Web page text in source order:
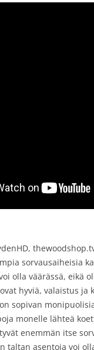
sorvausaiheisia
olla väärässä, eikä
hyviä, valaistus ja
sopivan
monelle lähteä
enemmän itse
taltan asentoja voi